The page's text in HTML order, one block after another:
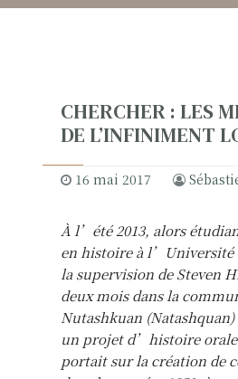
CHERCHER : LES
DE L’INFINIMENT
16 mai 2017
À l’été 2013, alors
en histoire à l’Université
la supervision de Steven
deux mois dans la
Nutashkuan
un projet d’histoire
portait sur la création de